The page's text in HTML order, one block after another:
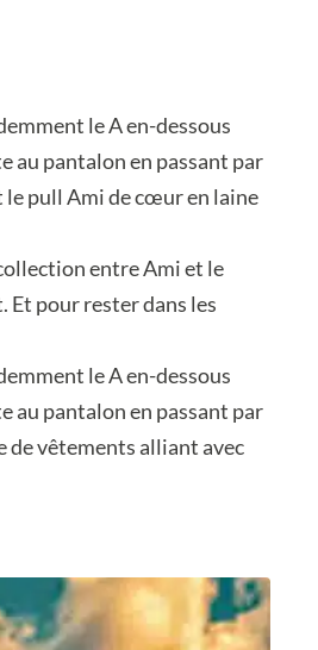
le A en-dessous
au pantalon en passant par
le pull Ami de cœur en laine
entre Ami et le
Et pour rester dans les
le A en-dessous
au pantalon en passant par
de vêtements alliant avec